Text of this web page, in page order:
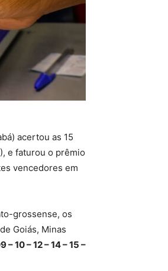
acertou as 15
e faturou o prêmio
vencedores em
grossense, os
Goiás, Minas
– 10 – 12 – 14 – 15 –